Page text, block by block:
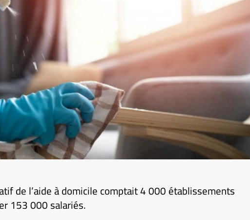
de l’aide à domicile comptait 4 000 établissements
153 000 salariés.